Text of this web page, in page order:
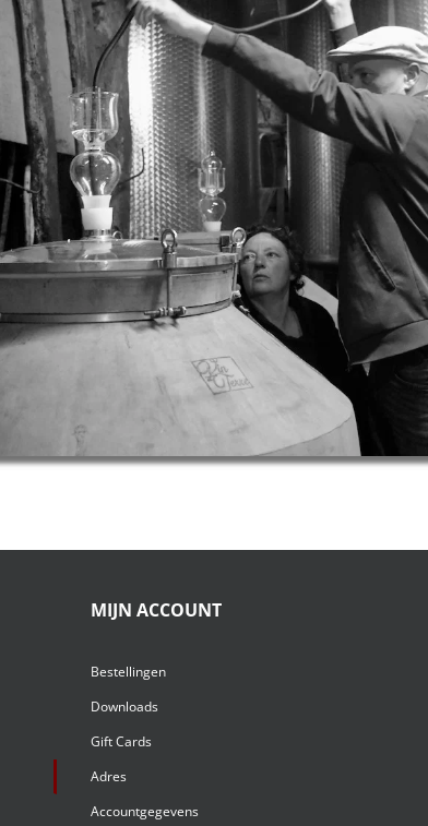
MIJN ACCOUNT
Bestellingen
Downloads
Gift Cards
Adres
Accountgegevens